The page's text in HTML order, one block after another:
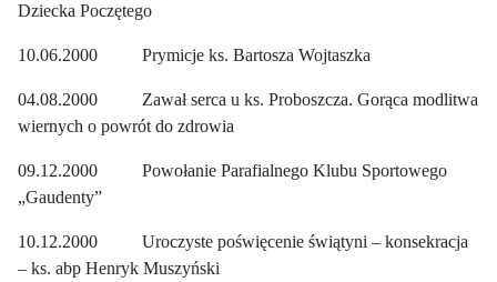
Dziecka Poczętego
10.06.2000 Prymicje ks. Bartosza Wojtaszka
04.08.2000 Zawał serca u ks. Proboszcza. Gorąca modlitwa
wiernych o powrót do zdrowia
09.12.2000 Powołanie Parafialnego Klubu Sportowego
„Gaudenty”
10.12.2000 Uroczyste poświęcenie świątyni – konsekracja
– ks. abp Henryk Muszyński